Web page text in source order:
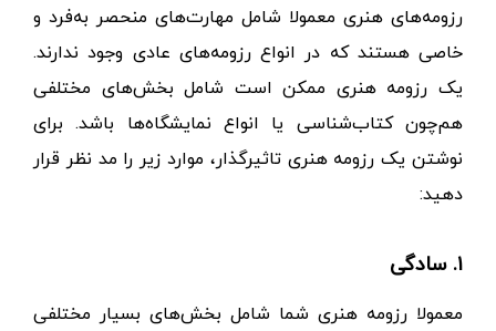
رزومه‌های هنری معمولا شامل مهارت‌های منحصر به‌فرد و
خاصی هستند که در انواع رزومه‌های عادی وجود ندارند.
یک رزومه هنری ممکن است شامل بخش‌های مختلفی
هم‌چون کتاب‌شناسی یا انواع نمایشگاه‌ها باشد. برای
نوشتن یک رزومه هنری تاثیرگذار، موارد زیر را مد نظر قرار
دهید:
۱. سادگی
معمولا رزومه هنری شما شامل بخش‌های بسیار مختلفی